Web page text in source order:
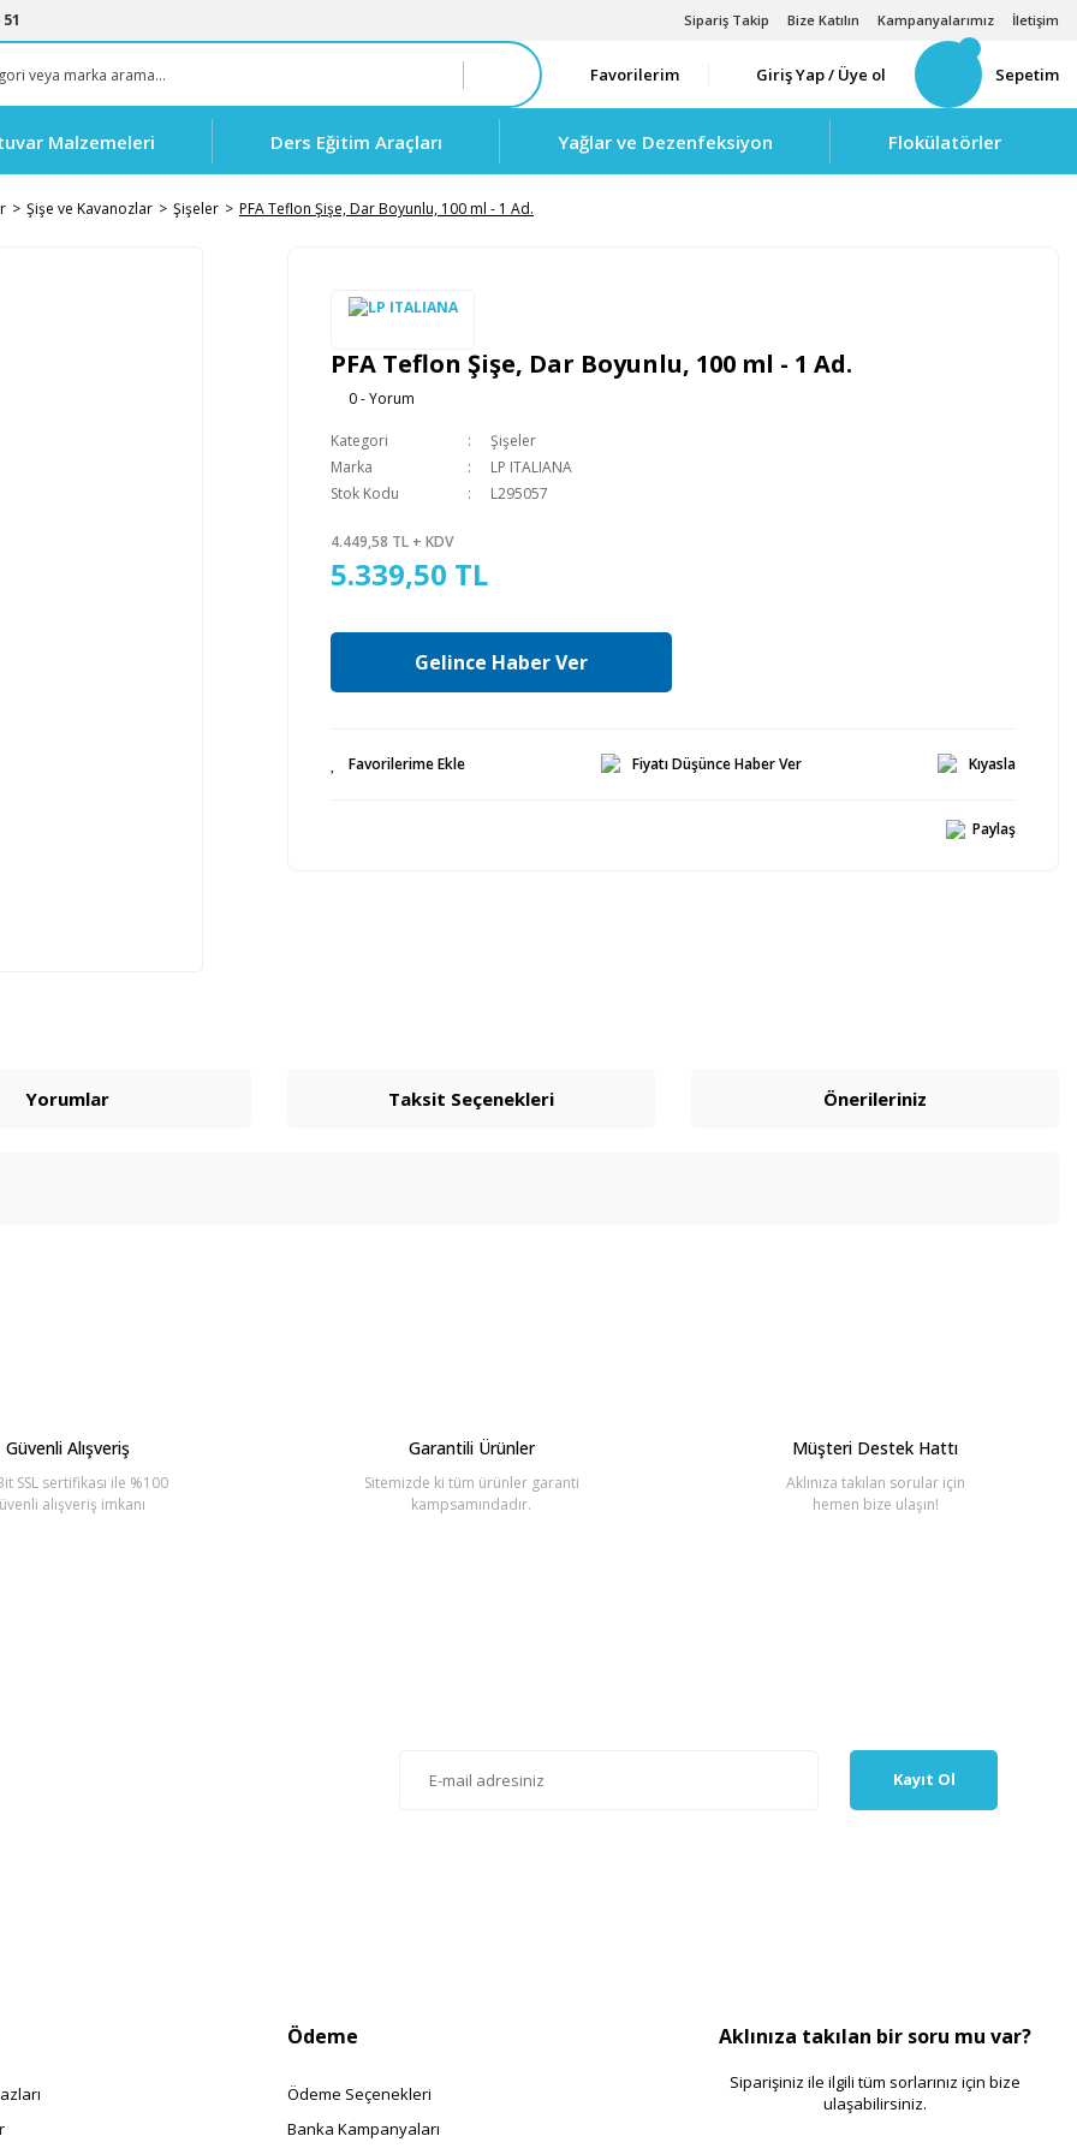
Sipariş Takip Bize Katılın Kampanyalarımız İletişim
Favorilerim Giriş Yap / Üye ol Sepetim
Malzemeleri Ders Eğitim Araçları Yağlar ve Dezenfeksiyon Flokülatörler
Şişe ve Kavanozlar Şişeler PFA Teflon Şişe, Dar Boyunlu, 100 ml - 1 Ad.
PFA Teflon Şişe, Dar Boyunlu, 100 ml - 1 Ad.
0 - Yorum
Kategori
Şişeler
Marka
LP ITALIANA
Stok Kodu
L295057
4.449,58 TL + KDV
5.339,50 TL
Gelince Haber Ver
Fiyatı Düşünce Haber Ver Kıyasla
Paylaş
Yorumlar Taksit Seçenekleri Önerileriniz
Güvenli Alışveriş
SSL sertifikası ile %100
alışveriş imkanı
Garantili Ürünler
Sitemizde ki tüm ürünler garanti
kampsamındadır.
Müşteri Destek Hattı
Aklınıza takılan sorular için
hemen bize ulaşın!
Kayıt Ol
Ödeme
Ödeme Seçenekleri
Banka Kampanyaları
Aklınıza takılan bir soru mu var?
Siparişiniz ile ilgili tüm sorlarınız için bize
ulaşabilirsiniz.